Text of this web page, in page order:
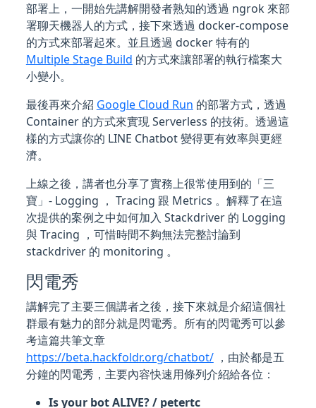
部署上，一開始先講解開發者熟知的透過 ngrok 來部
署聊天機器人的方式，接下來透過 docker-compose
的方式來部署起來。並且透過 docker 特有的
Multiple Stage Build 的方式來讓部署的執行檔案大
小變小。
最後再來介紹 Google Cloud Run 的部署方式，透過
Container 的方式來實現 Serverless 的技術。透過這
樣的方式讓你的 LINE Chatbot 變得更有效率與更經
濟。
上線之後，講者也分享了實務上很常使用到的「三
寶」- Logging ， Tracing 跟 Metrics 。解釋了在這
次提供的案例之中如何加入 Stackdriver 的 Logging
與 Tracing ，可惜時間不夠無法完整討論到
stackdriver 的 monitoring 。
閃電秀
講解完了主要三個講者之後，接下來就是介紹這個社
群最有魅力的部分就是閃電秀。所有的閃電秀可以參
考這篇共筆文章
https://beta.hackfoldr.org/chatbot/，由於都是五
分鐘的閃電秀，主要內容快速用條列介紹給各位：
Is your bot ALIVE? / petertc